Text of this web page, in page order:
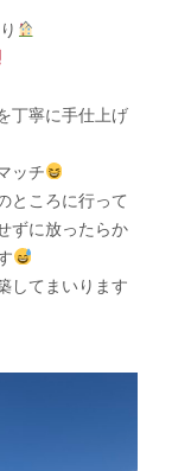
丁寧に手仕上げ
ッチ
ところに行って
ずに放ったらか
してまいります